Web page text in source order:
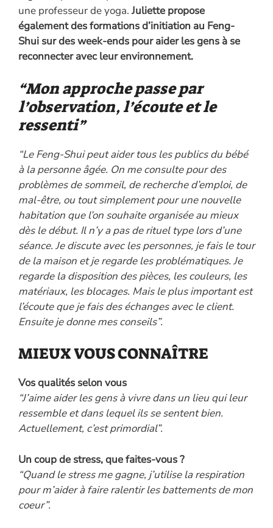
une professeur de yoga.Juliette propose
également des formations d’initiation au Feng-
Shui sur des week-ends pour aider les gens à se
reconnecter avec leur environnement.
“Mon approche passe par
l’observation, l’écoute et le
ressenti”
“Le Feng-Shui peut aider tous les publics du bébé
à la personne âgée. On me consulte pour des
problèmes de sommeil, de recherche d’emploi, de
mal-être, ou tout simplement pour une nouvelle
habitation que l’on souhaite organisée au mieux
dès le début. Il n’y a pas de rituel type lors d’une
séance. Je discute avec les personnes, je fais le tour
de la maison et je regarde les problématiques. Je
regarde la disposition des pièces, les couleurs, les
matériaux, les blocages. Mais le plus important est
l’écoute que je fais des échanges avec le client.
Ensuite je donne mes conseils”.
MIEUX VOUS CONNAÎTRE
Vos qualités selon vous
“J’aime aider les gens à vivre dans un lieu qui leur
ressemble et dans lequel ils se sentent bien.
Actuellement, c’est primordial”.
Un coup de stress, que faites-vous ?
“Quand le stress me gagne, j’utilise la respiration
pour m’aider à faire ralentir les battements de mon
coeur”.